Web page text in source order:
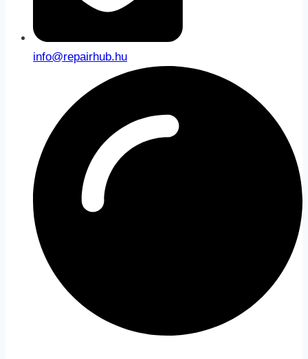
info@repairhub.hu